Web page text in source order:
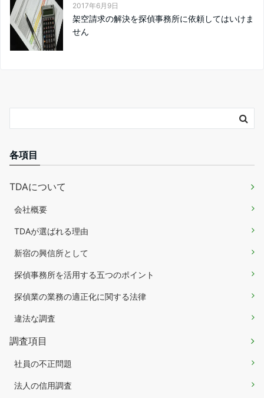
2017年6月9日
架空請求の解決を探偵事務所に依頼してはいけま
せん
各項目
TDAについて
会社概要
TDAが選ばれる理由
新宿の興信所として
探偵事務所を活用する五つのポイント
探偵業の業務の適正化に関する法律
違法な調査
調査項目
社員の不正問題
法人の信用調査